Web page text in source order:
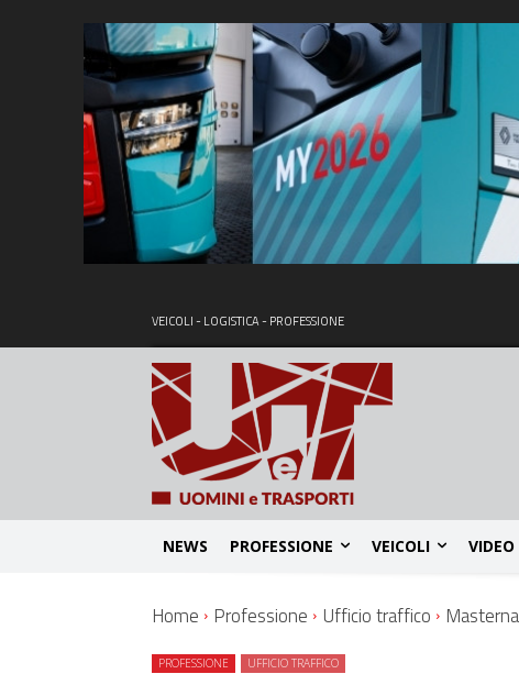
VEICOLI - LOGISTICA - PROFESSIONE
NEWS PROFESSIONE VEICOLI VIDEO
Home Professione Ufficio traffico
PROFESSIONE UFFICIO TRAFFICO